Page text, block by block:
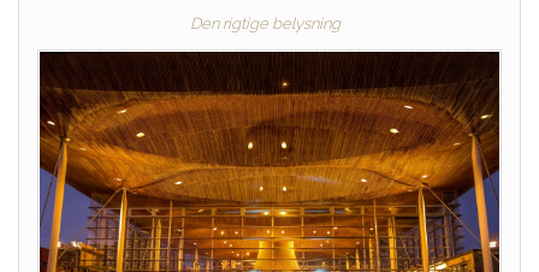
Den rigtige belysning